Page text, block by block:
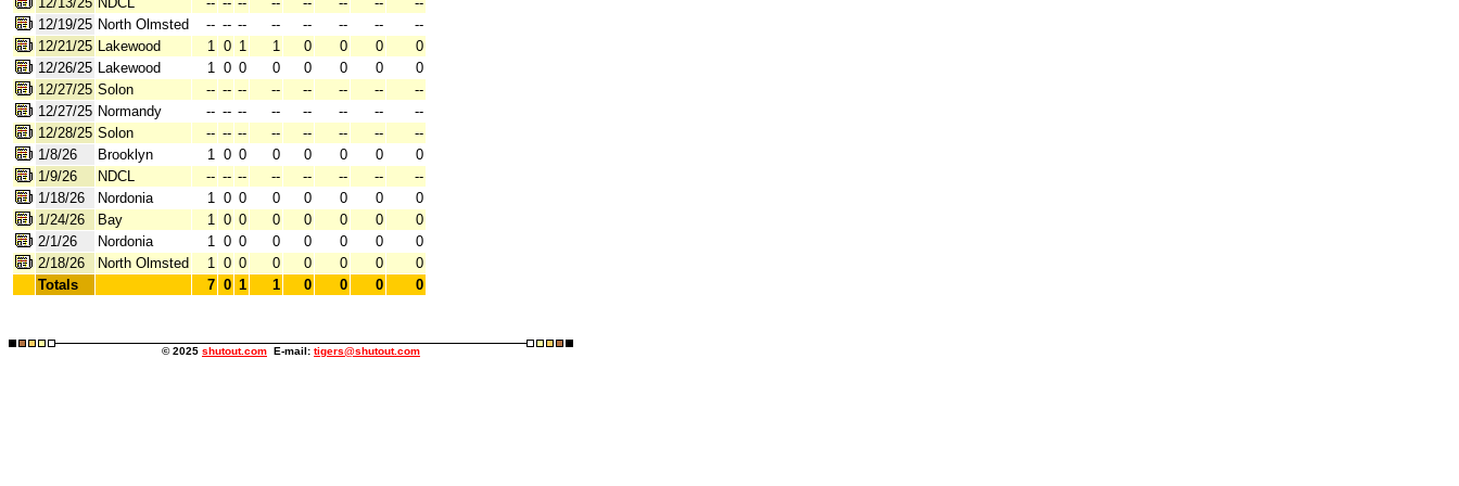
12/19/25 North Olmsted -- -- -- -- -- -- --
--
12/21/25 Lakewood 1 0 1 1 0 0 0
0
12/26/25 Lakewood 1 0 0 0 0 0 0
0
12/27/25 Solon -- -- -- -- -- -- --
--
12/27/25 Normandy -- -- -- -- -- -- --
--
12/28/25 Solon -- -- -- -- -- -- --
--
1/8/26
Brooklyn 1 0 0 0 0 0 0
0
1/9/26
NDCL -- -- -- -- -- -- --
--
1/18/26
Nordonia 1 0 0 0 0 0 0
0
1/24/26
Bay 1 0 0 0 0 0 0
0
2/1/26
Nordonia 1 0 0 0 0 0 0
0
2/18/26
North Olmsted 1 0 0 0 0 0 0
0
Totals
7 0 1 1 0 0 0 0
© 2025 shutout.com E-mail: tigers@shutout.com